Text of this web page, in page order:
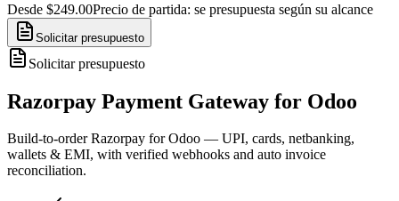
Desde $249.00Precio de partida: se presupuesta según su alcance
Solicitar presupuesto
Solicitar presupuesto
Razorpay Payment Gateway for Odoo
Build-to-order Razorpay for Odoo — UPI, cards, netbanking,
wallets & EMI, with verified webhooks and auto invoice
reconciliation.